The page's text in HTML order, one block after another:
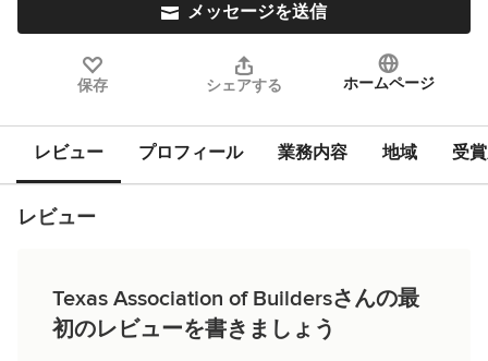
メッセージを送信
保存 シェアする ホームページ
レビュー プロフィール 業務内容 地域 受
レビュー
Texas Association of Buildersさんの最
初のレビューを書きましょう